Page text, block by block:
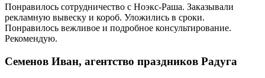
Понравилось сотрудничество с Ноэкс-Раша. Заказывали
рекламную вывеску и короб. Уложились в сроки.
Понравилось вежливое и подробное консультирование.
Рекомендую.
Семенов Иван, агентство праздников Радуга